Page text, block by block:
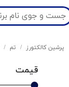
پرشین کالکتورز تم
قیمت